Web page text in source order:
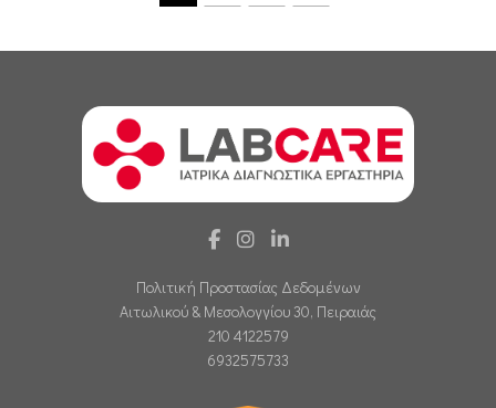
Πολιτική Προστασίας Δεδομένων
Αιτωλικού & Μεσολογγίου 30, Πειραιάς
210 4122579
6932575733